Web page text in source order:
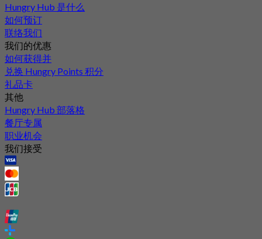
Hungry Hub 是什么
如何预订
联络我们
我们的优惠
如何获得并
兑换 Hungry Points 积分
礼品卡
其他
Hungry Hub 部落格
餐厅专属
职业机会
我们接受